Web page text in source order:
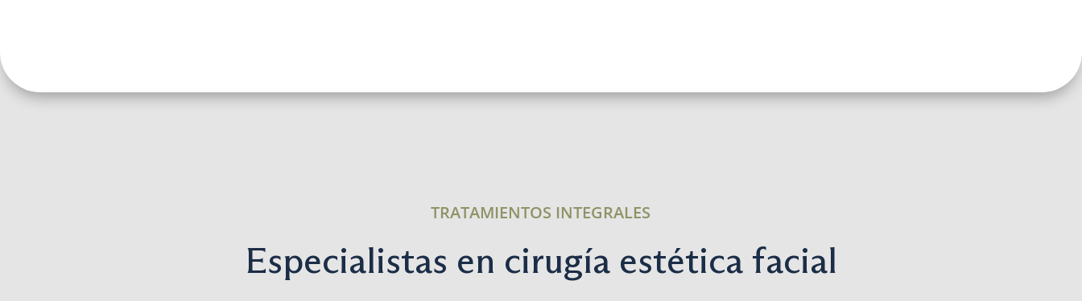
TRATAMIENTOS INTEGRALES
Especialistas en cirugía estética facial